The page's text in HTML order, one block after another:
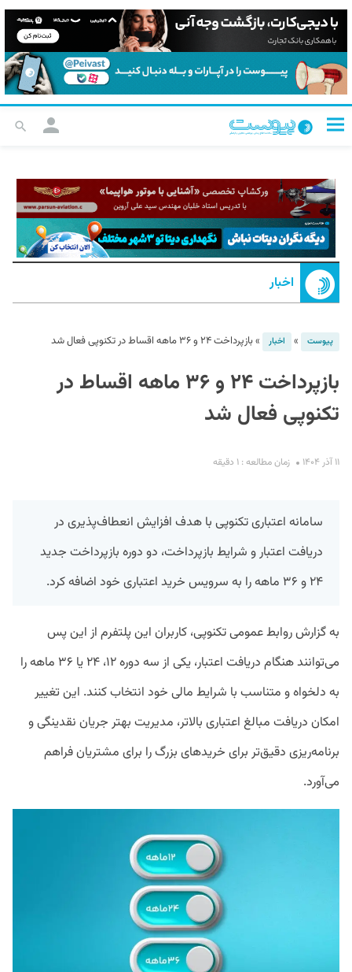
اخبار
پیوست » اخبار »بازپرداخت ۲۴ و ۳۶ ماهه اقساط در تکنوپی فعال شد
بازپرداخت ۲۴ و ۳۶ ماهه اقساط در
تکنوپی فعال شد
۱۱ آذر ۱۴۰۴ زمان مطالعه : ۱ دقیقه
سامانه اعتباری تکنوپی با هدف افزایش انعطاف‌پذیری در
دریافت اعتبار و شرایط بازپرداخت، دو دوره بازپرداخت جدید
۲۴ و ۳۶ ماهه را به سرویس خرید اعتباری خود اضافه کرد.
به گزارش روابط عمومی تکنوپی، کاربران این پلتفرم از این پس
می‌توانند هنگام دریافت اعتبار، یکی از سه دوره ۱۲، ۲۴ یا ۳۶ ماهه را
به دلخواه و متناسب با شرایط مالی خود انتخاب کنند. این تغییر
امکان دریافت مبالغ اعتباری بالاتر، مدیریت بهتر جریان نقدینگی و
برنامه‌ریزی دقیق‌تر برای خریدهای بزرگ را برای مشتریان فراهم
می‌آورد.